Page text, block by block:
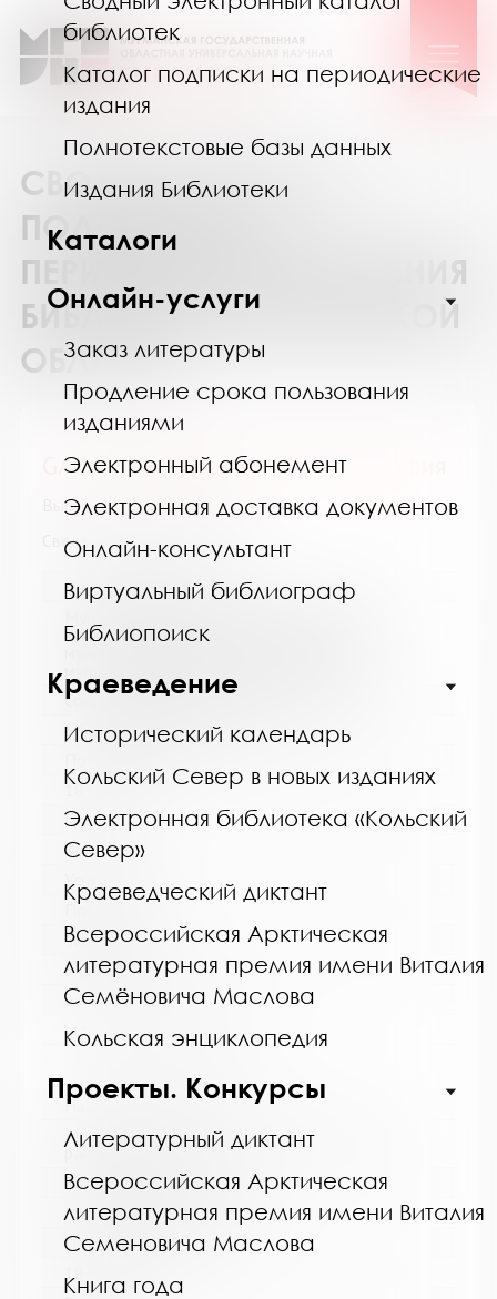
библиотек
Каталог подписки на периодические
издания
Полнотекстовые базы данных
Издания Библиотеки
Каталоги
Онлайн-услуги
Заказ литературы
Продление срока пользования
изданиями
Электронный абонемент
Электронная доставка документов
Онлайн-консультант
Виртуальный библиограф
Библиопоиск
Краеведение
Исторический календарь
Кольский Север в новых изданиях
Электронная библиотека «Кольский
Север»
Краеведческий диктант
Всероссийская Арктическая
литературная премия имени Виталия
Семёновича Маслова
Кольская энциклопедия
Проекты. Конкурсы
Литературный диктант
Всероссийская Арктическая
литературная премия имени Виталия
Семеновича Маслова
Книга года
СВОДНЫЙ КАТАЛОГ
ПОДПИСКИ НА
ПЕРИОДИЧЕСКИЕ ИЗДАНИЯ
БИБЛИОТЕК МУРМАНСКОЙ
ОБЛАСТИ
GALA Биография / ГАЛА Биография
Выпуск №7 / 8 от 2017 года
Сведения о держателях
Название библиотеки:
культуры "Кольская детская библиотека"
Сокращенное название:
МБУК "Кольская детская библиотека"
184381
Город:
Кола
Улица, дом:
Победы, 7
Телефон:
8 (81553) 3-35-48
www:
https://bibliokinder.kulturu.ru
Название библиотеки:
Межпоселенческая библиотека Кольского
района
Сокращенное название:
МУК МБ Кольского района
Почтовый индекс:
184361